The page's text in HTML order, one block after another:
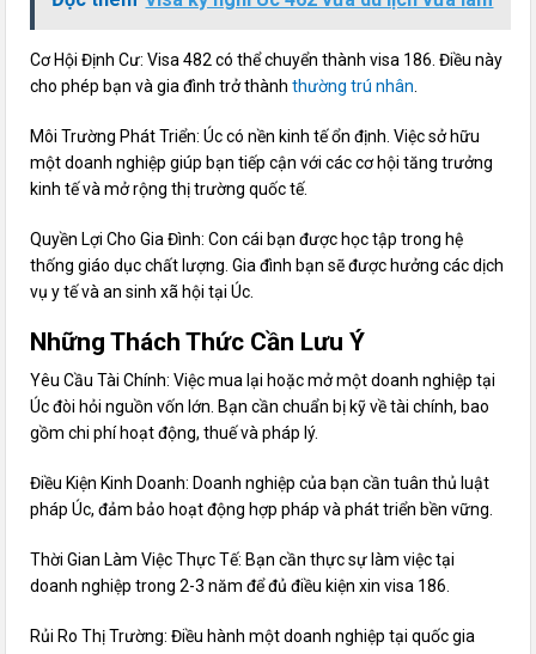
Cơ Hội Định Cư: Visa 482 có thể chuyển thành visa 186. Điều này
cho phép bạn và gia đình trở thành thường trú nhân
Môi Trường Phát Triển: Úc có nền kinh tế ổn định. Việc sở hữu
một doanh nghiệp giúp bạn tiếp cận với các cơ hội tăng trưởng
kinh tế và mở rộng thị trường quốc tế.
Quyền Lợi Cho Gia Đình: Con cái bạn được học tập trong hệ
thống giáo dục chất lượng. Gia đình bạn sẽ được hưởng các dịch
vụ y tế và an sinh xã hội tại Úc.
Những Thách Thức Cần Lưu Ý
Yêu Cầu Tài Chính: Việc mua lại hoặc mở một doanh nghiệp tại
Úc đòi hỏi nguồn vốn lớn. Bạn cần chuẩn bị kỹ về tài chính, bao
gồm chi phí hoạt động, thuế và pháp lý.
Điều Kiện Kinh Doanh: Doanh nghiệp của bạn cần tuân thủ luật
pháp Úc, đảm bảo hoạt động hợp pháp và phát triển bền vững.
Thời Gian Làm Việc Thực Tế: Bạn cần thực sự làm việc tại
doanh nghiệp trong 2-3 năm để đủ điều kiện xin visa 186.
Rủi Ro Thị Trường: Điều hành một doanh nghiệp tại quốc gia